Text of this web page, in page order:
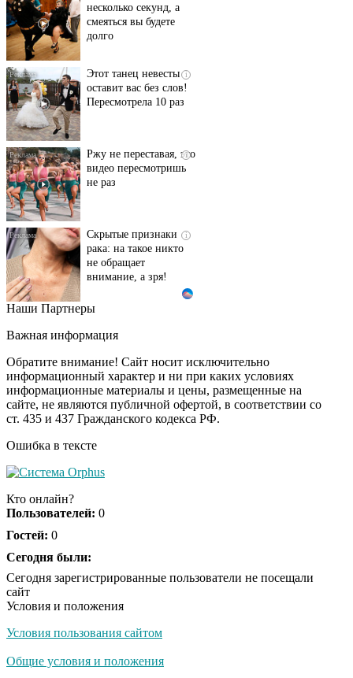
несколько секунд, а
смеяться вы будете
долго
i
Этот танец невесты
оставит вас без слов!
Пересмотрела 10 раз
i
Ржу не переставая, это
видео пересмотришь
не раз
i
Скрытые признаки
рака: на такое никто
не обращает
внимание, а зря!
Ролик длится пару
шоке от увиденного
i
Ролик из Омска: вы
будете смеяться долго
Королева вагона
Наши Партнеры
Важная информация
Обратите внимание! Сайт носит исключительно
информационный характер и ни при каких условиях
информационные материалы и цены, размещенные на
сайте, не являются публичной офертой, в соответствии со
ст. 435 и 437 Гражданского кодекса РФ.
Ошибка в тексте
Кто онлайн?
Пользователей: 0
Гостей: 0
Сегодня были:
Сегодня зарегистрированные пользователи не посещали
сайт
Условия и положения
Условия пользования сайтом
Общие условия и положения